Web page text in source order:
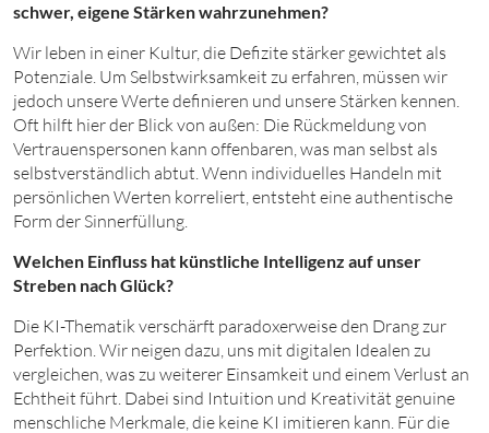
schwer, eigene Stärken wahrzunehmen?
Wir leben in einer Kultur, die Defizite stärker gewichtet als
Potenziale. Um Selbstwirksamkeit zu erfahren, müssen wir
jedoch unsere Werte definieren und unsere Stärken kennen.
Oft hilft hier der Blick von außen: Die Rückmeldung von
Vertrauenspersonen kann offenbaren, was man selbst als
selbstverständlich abtut. Wenn individuelles Handeln mit
persönlichen Werten korreliert, entsteht eine authentische
Form der Sinnerfüllung.
Welchen Einfluss hat künstliche Intelligenz auf unser
Streben nach Glück?
Die KI-Thematik verschärft paradoxerweise den Drang zur
Perfektion. Wir neigen dazu, uns mit digitalen Idealen zu
vergleichen, was zu weiterer Einsamkeit und einem Verlust an
Echtheit führt. Dabei sind Intuition und Kreativität genuine
menschliche Merkmale, die keine KI imitieren kann. Für die